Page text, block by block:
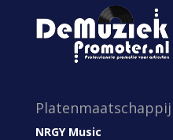
Platenmaatschappij
NRGY Music